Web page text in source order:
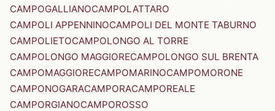
CAMPOGALLIANOCAMPOLATTARO
CAMPOLI APPENNINOCAMPOLI DEL MONTE TABURNO
CAMPOLIETOCAMPOLONGO AL TORRE
CAMPOLONGO MAGGIORECAMPOLONGO SUL BRENTA
CAMPOMAGGIORECAMPOMARINOCAMPOMORONE
CAMPONOGARACAMPORACAMPOREALE
CAMPORGIANOCAMPOROSSO